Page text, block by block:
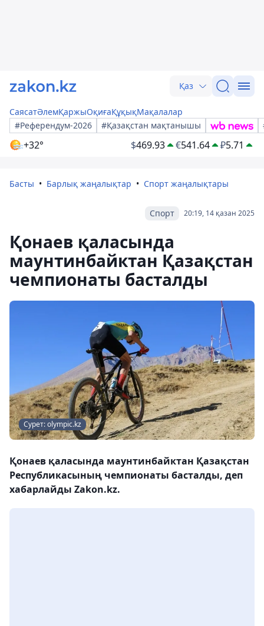
Қаз
СаясатӘлемҚаржыОқиғаҚұқықМақалалар
#Референдум-2026
#Қазақстан мақтанышы
+32° $469.93 €541.64 ₽5.71
Басты Барлық жаңалықтар Спорт жаңалықтары
20:19, 14 қазан 2025
Спорт
Қонаев қаласында
маунтинбайктан Қазақстан
чемпионаты басталды
Сурет: olympic.kz
Қонаев қаласында маунтинбайктан Қазақстан
Республикасының чемпионаты басталды, деп
хабарлайды Zakon.kz.